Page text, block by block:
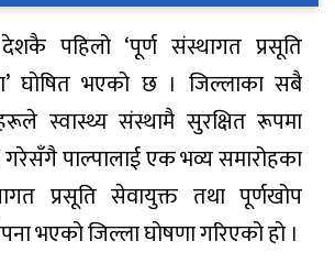
पहिलो ‘पूर्ण संस्थागत प्रसूति
घोषित भएको छ । जिल्लाका सबै
स्वास्थ्य संस्थामै सुरक्षित रूपमा
गरेसँगै पाल्पालाई एक भव्य समारोहका
प्रसूति सेवायुक्त तथा पूर्णखोप
भएको जिल्ला घोषणा गरिएको हो ।